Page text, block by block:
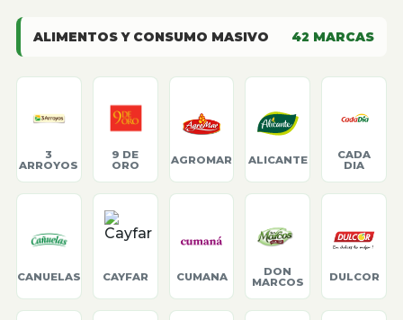
ALIMENTOS Y CONSUMO MASIVO 42 MARCAS
3
ARROYOS
9 DE
ORO
AGROMAR ALICANTE
CADA
DIA
CANUELAS CAYFAR CUMANA
DON
MARCOS
DULCOR